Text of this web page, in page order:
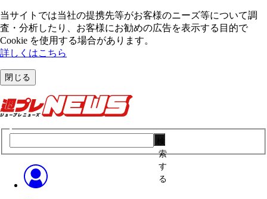
当サイトでは当社の提携先等がお客様のニーズ等について調
査・分析したり、お客様にお勧めの広告を表⽰する⽬的で
Cookie を使⽤する場合があります。
詳しくはこちら
閉じる
索
す
る